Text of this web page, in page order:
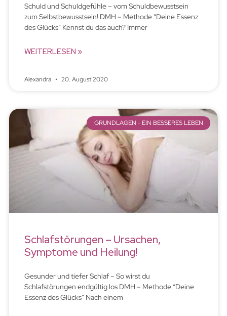
Schuld und Schuldgefühle – vom Schuldbewusstsein
zum Selbstbewusstsein! DMH – Methode “Deine Essenz
des Glücks” Kennst du das auch? Immer
WEITERLESEN »
Alexandra 20. August 2020
GRUNDLAGEN - EIN BESSERES LEBEN
Schlafstörungen – Ursachen,
Symptome und Heilung!
Gesunder und tiefer Schlaf – So wirst du
Schlafstörungen endgültig los DMH – Methode “Deine
Essenz des Glücks” Nach einem